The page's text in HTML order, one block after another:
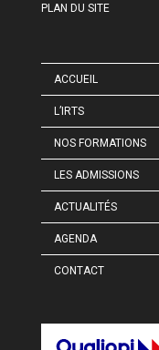
PLAN DU SITE
ACCUEIL
L’IRTS
NOS FORMATIONS
LES ADMISSIONS
ACTUALITÉS
AGENDA
CONTACT